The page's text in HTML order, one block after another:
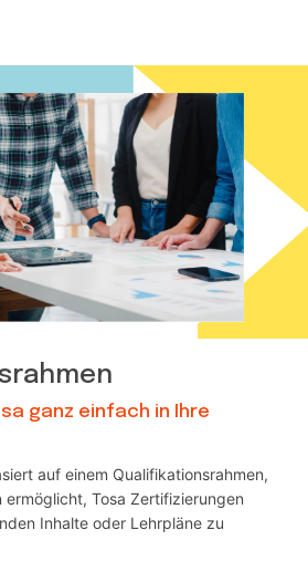
ganz einfach in Ihre
auf einem Qualifikationsrahmen,
ermöglicht, Tosa Zertifizierungen
Inhalte oder Lehrpläne zu